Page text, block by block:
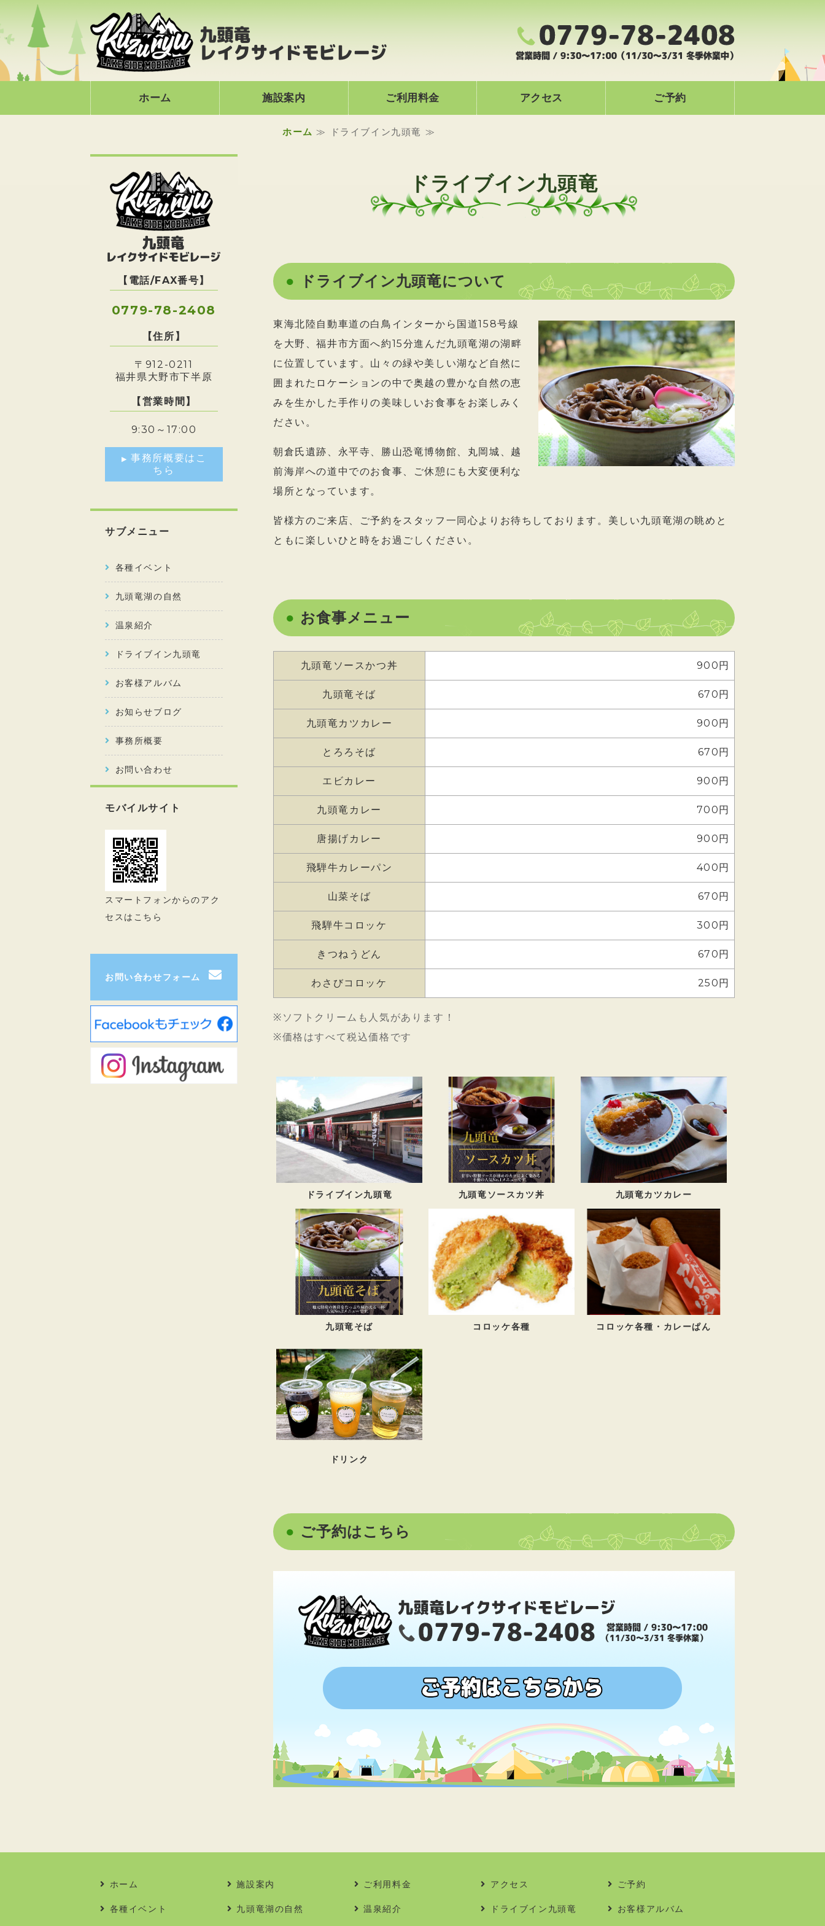
九頭竜レイクサイドモビレージ｜九頭竜湖畔のオート
ホーム 施設案内 ご利用料金 アクセス ご予約
ホーム ≫ ドライブイン九頭竜 ≫
ドライブイン九頭竜
ドライブイン九頭竜について
東海北陸自動車道の白鳥インターから国道158号線
を大野、福井市方面へ約15分進んだ九頭竜湖の湖畔
に位置しています。山々の緑や美しい湖など自然に
囲まれたロケーションの中で奥越の豊かな自然の恵
みを生かした手作りの美味しいお食事をお楽しみく
ださい。
朝倉氏遺跡、永平寺、勝山恐竜博物館、丸岡城、越
前海岸への道中でのお食事、ご休憩にも大変便利な
場所となっています。
皆様方のご来店、ご予約をスタッフ一同心よりお待ちしております。美しい九頭竜湖の眺めと
ともに楽しいひと時をお過ごしください。
お食事メニュー
九頭竜ソースかつ丼 900円
九頭竜そば 670円
九頭竜カツカレー 900円
とろろそば 670円
エビカレー 900円
九頭竜カレー 700円
唐揚げカレー 900円
飛騨牛カレーパン 400円
山菜そば 670円
飛騨牛コロッケ 300円
きつねうどん 670円
わさびコロッケ 250円
ソフトクリームも人気があります！
価格はすべて税込価格です
ドライブイン九頭竜 九頭竜ソースカツ丼 九頭竜カツカレー
九頭竜そば コロッケ各種 コロッケ各種・カレーぱん
ドリンク
ご予約はこちら
【電話/FAX番号】
0779-78-2408
【住所】
〒912-0211
福井県大野市下半原
【営業時間】
9:30～17:00
事務所概要はこ
ちら
サブメニュー
各種イベント
九頭竜湖の自然
温泉紹介
ドライブイン九頭竜
お客様アルバム
お知らせブログ
事務所概要
お問い合わせ
モバイルサイト
スマートフォンからのアク
セスはこちら
お問い合わせフォーム
ホーム 施設案内 ご利用料金 アクセス ご予約
各種イベント 九頭竜湖の自然 温泉紹介 ドライブイン九頭竜 お客様アルバム